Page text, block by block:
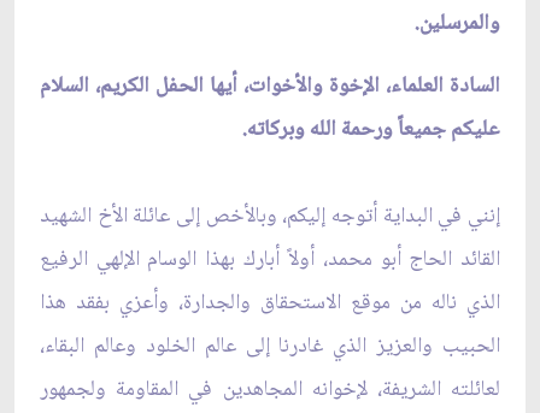
والمرسلين.
السادة العلماء، الإخوة والأخوات، أيها الحفل الكريم، السلام
عليكم جميعاً ورحمة الله وبركاته.
إنني في البداية أتوجه إليكم، وبالأخص إلى عائلة الأخ الشهيد
القائد الحاج أبو محمد، أولاً أبارك بهذا الوسام الإلهي الرفيع
الذي ناله من موقع الاستحقاق والجدارة، وأعزي بفقد هذا
الحبيب والعزيز الذي غادرنا إلى عالم الخلود وعالم البقاء،
لعائلته الشريفة، لإخوانه المجاهدين في المقاومة ولجمهور